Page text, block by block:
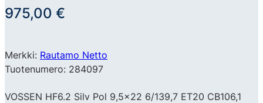
975,00 €
Merkki: Rautamo Netto
Tuotenumero: 284097
VOSSEN HF6.2 Silv Pol 9,5×22 6/139,7 ET20 CB106,1